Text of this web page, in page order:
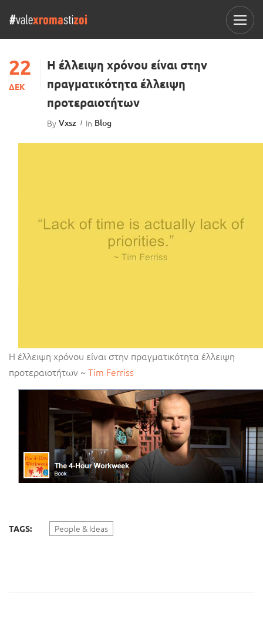
22
ΔΕΚ
Η έλλειψη χρόνου είναι στην
πραγματικότητα έλλειψη
προτεραιοτήτων
By Vxsz In Blog
Η έλλειψη χρόνου είναι στην πραγματικότητα έλλειψη
προτεραιοτήτων ~ Tim Ferriss
TAGS: People & Ideas